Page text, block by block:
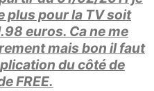
plus pour la TV soit
euros. Ca ne me
mais bon il faut
du côté de
FREE.